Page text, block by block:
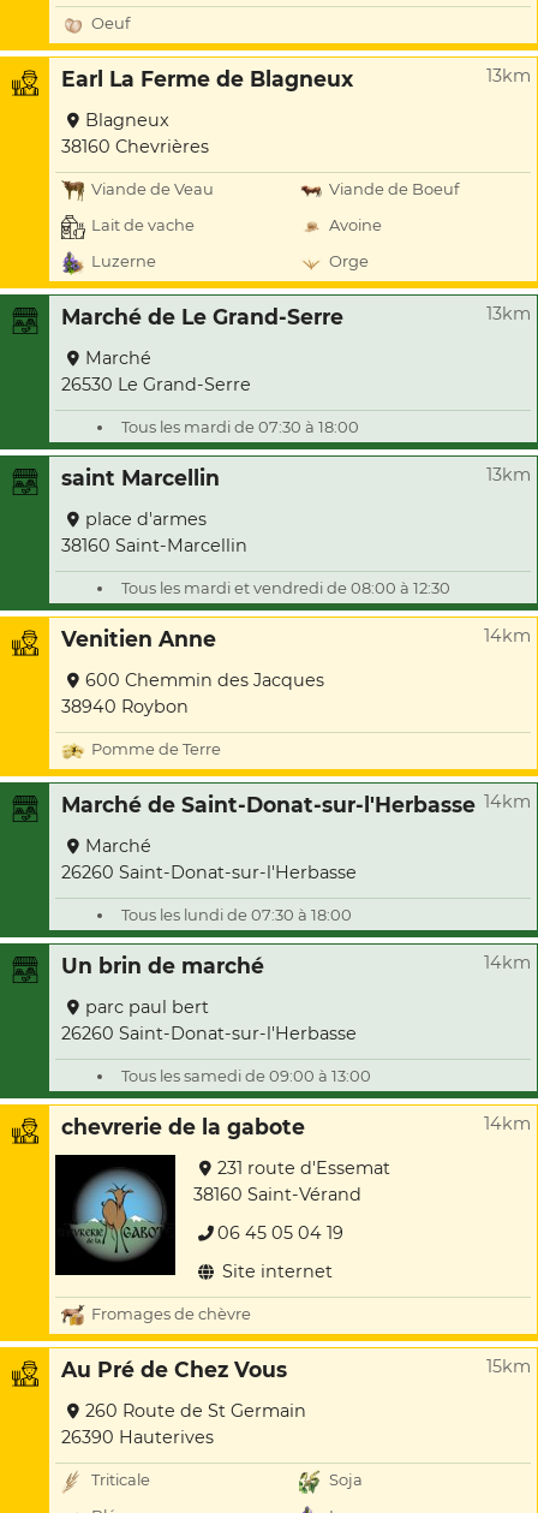
Oeuf
Earl La Ferme de Blagneux 13km
Blagneux
38160 Chevrières
Viande de Veau
Viande de Boeuf
Lait de vache
Avoine
Luzerne
Orge
Marché de Le Grand-Serre 13km
Marché
26530 Le Grand-Serre
Tous les mardi de 07:30 à 18:00
saint Marcellin 13km
place d'armes
38160 Saint-Marcellin
Tous les mardi et vendredi de 08:00 à 12:30
Venitien Anne 14km
600 Chemmin des Jacques
38940 Roybon
Pomme de Terre
Marché de Saint-Donat-sur-l'Herbasse 14km
Marché
26260 Saint-Donat-sur-l'Herbasse
Tous les lundi de 07:30 à 18:00
Un brin de marché 14km
parc paul bert
26260 Saint-Donat-sur-l'Herbasse
Tous les samedi de 09:00 à 13:00
chevrerie de la gabote 14km
231 route d'Essemat
38160 Saint-Vérand
06 45 05 04 19
Site internet
Fromages de chèvre
Au Pré de Chez Vous 15km
260 Route de St Germain
26390 Hauterives
Triticale
Soja